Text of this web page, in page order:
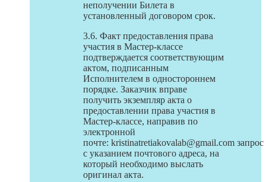
неполучении Билета в
установленный договором срок.
3.6. Факт предоставления права
участия в Мастер-классе
подтверждается соответствующим
актом, подписанным
Исполнителем в одностороннем
порядке. Заказчик вправе
получить экземпляр акта о
предоставлении права участия в
Мастер-классе, направив по
электронной
почте: kristinatretiakovalab@gmail.com запрос
с указанием почтового адреса, на
который необходимо выслать
оригинал акта.